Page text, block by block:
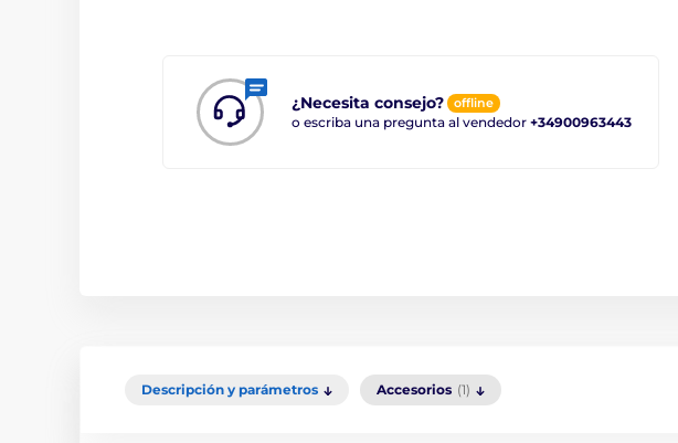
¿Necesita consejo? offline
o escriba una pregunta al vendedor +34900963443
Descripción y parámetros Accesorios (1)